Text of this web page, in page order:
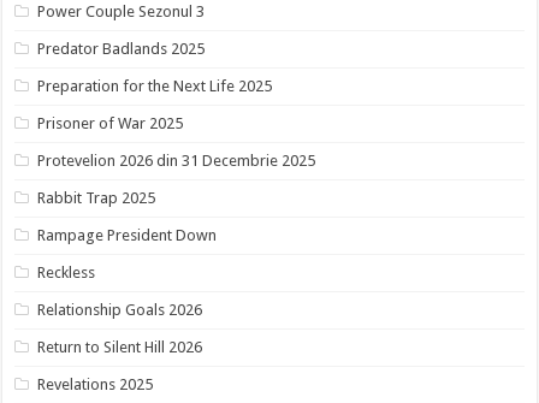
Power Couple Sezonul 3
Predator Badlands 2025
Preparation for the Next Life 2025
Prisoner of War 2025
Protevelion 2026 din 31 Decembrie 2025
Rabbit Trap 2025
Rampage President Down
Reckless
Relationship Goals 2026
Return to Silent Hill 2026
Revelations 2025